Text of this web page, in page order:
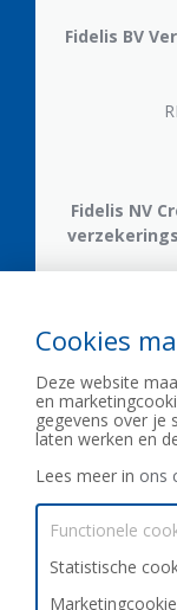
Fidelis BV
Fidelis NV
Cookies
Deze website
en
gegevens over je
laten werken en
Lees meer in ons
Functionele
Statistische